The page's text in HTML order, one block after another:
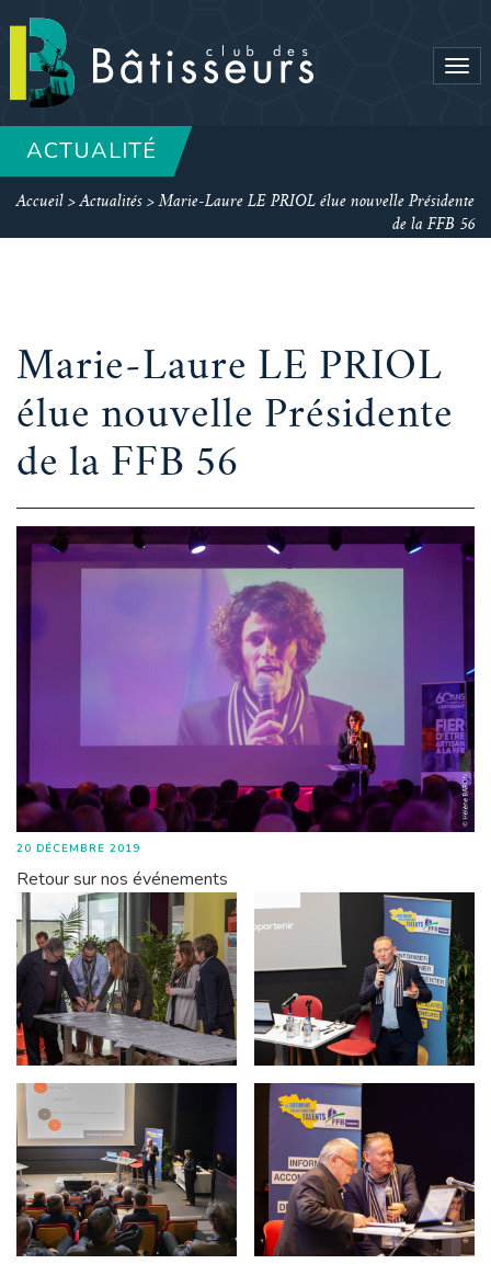
ACTUALITÉ
Accueil >Actualités >Marie-Laure LE PRIOL élue nouvelle Présidente
de la FFB 56
Marie-Laure LE PRIOL
élue nouvelle Présidente
de la FFB 56
20 DÉCEMBRE 2019
Retour sur nos événements